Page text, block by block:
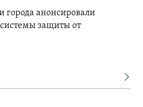
города анонсировали
защиты от